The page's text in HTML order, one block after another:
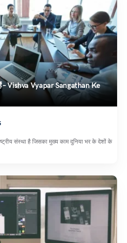
हैं – Vishva Vyapar Sangathan Ke
संस्था है जिसका मुख्य काम दुनिया भर के देशों के